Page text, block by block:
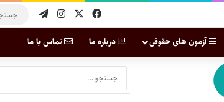
آزمون های حقوقی درباره ما تماس با ما